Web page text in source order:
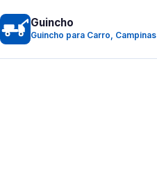
Guincho
Guincho para Carro, Campinas